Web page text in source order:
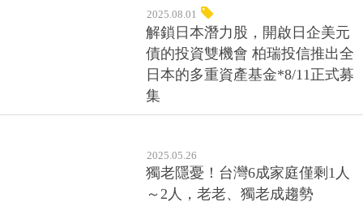
2025.08.01
解鎖日本潛力股，開啟日企美元
債的投資雙機會 柏瑞投信推出全
日本的多重資產基金*8/11正式募
集
2025.05.26
獨老隱憂！台灣6成家庭僅剩1人
～2人，老老、獨老成趨勢